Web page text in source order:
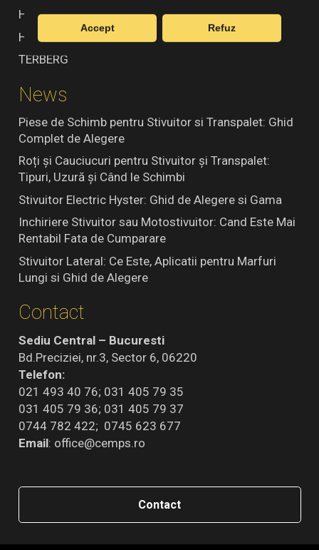
Accept Refuz
HYSTER
HUBTEX
TERBERG
News
Piese de Schimb pentru Stivuitor si Transpalet: Ghid
Complet de Alegere
Roți și Cauciucuri pentru Stivuitor și Transpalet:
Tipuri, Uzură și Când le Schimbi
Stivuitor Electric Hyster: Ghid de Alegere si Gama
Inchiriere Stivuitor sau Motostivuitor: Cand Este Mai
Rentabil Fata de Cumparare
Stivuitor Lateral: Ce Este, Aplicatii pentru Marfuri
Lungi si Ghid de Alegere
Contact
Sediu Central – Bucuresti
Bd.Preciziei, nr.3, Sector 6, 06220
Telefon:
021 493 40 76; 031 405 79 35
031 405 79 36; 031 405 79 37
0744 782 422; 0745 623 677
Email: office@cemps.ro
Contact